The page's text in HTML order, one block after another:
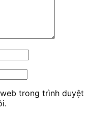
trong trình duyệt